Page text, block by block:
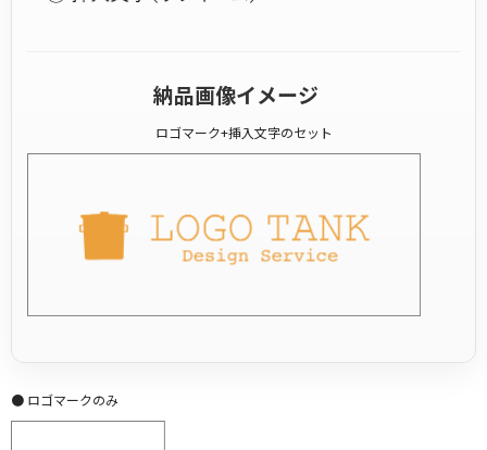
納品画像イメージ
ロゴマーク+挿入文字のセット
● ロゴマークのみ